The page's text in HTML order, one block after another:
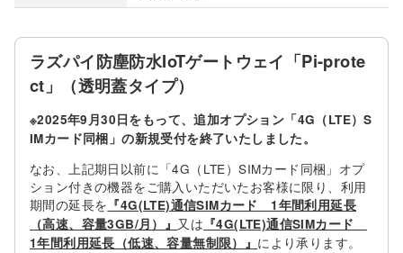
ラズパイ防塵防水IoTゲートウェイ「Pi-prote
ct」（透明蓋タイプ）
※2025年9月30日をもって、追加オプション「4G（LTE）S
IMカード同梱」の新規受付を終了いたしました。
なお、上記期日以前に「4G（LTE）SIMカード同梱」オプ
ション付きの機器をご購入いただいたお客様に限り、利用
期間の延長を 『4G(LTE)通信SIMカード 1年間利用延長
（高速、容量3GB/月）』 又は 『4G(LTE)通信SIMカード
1年間利用延長（低速、容量無制限）』 により承ります。